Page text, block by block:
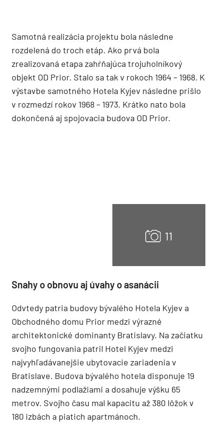
Samotná realizácia projektu bola následne
rozdelená do troch etáp. Ako prvá bola
zrealizovaná etapa zahŕňajúca trojuholníkový
objekt OD Prior. Stalo sa tak v rokoch 1964 – 1968. K
výstavbe samotného Hotela Kyjev následne prišlo
v rozmedzí rokov 1968 – 1973. Krátko nato bola
dokončená aj spojovacia budova OD Prior.
Snahy o obnovu aj úvahy o asanácii
Odvtedy patria budovy bývalého Hotela Kyjev a
Obchodného domu Prior medzi výrazné
architektonické dominanty Bratislavy. Na začiatku
svojho fungovania patril Hotel Kyjev medzi
najvyhľadávanejšie ubytovacie zariadenia v
Bratislave. Budova bývalého hotela disponuje 19
nadzemnými podlažiami a dosahuje výšku 65
metrov. Svojho času mal kapacitu až 380 lôžok v
180 izbách a piatich apartmánoch.